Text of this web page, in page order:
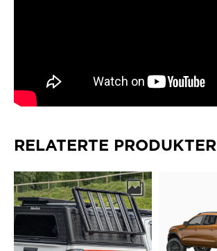
RELATERTE PRODUKTER